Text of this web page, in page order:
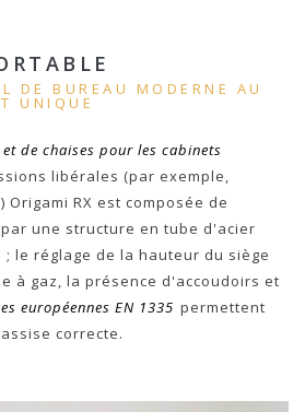
DE BUREAU MODERNE AU
UNIQUE
de chaises pour les cabinets
libérales (par exemple,
RX est composée de
une structure en tube d'acier
; le réglage de la hauteur du siège
à gaz, la présence d'accoudoirs et
européennes EN 1335 permettent
correcte.